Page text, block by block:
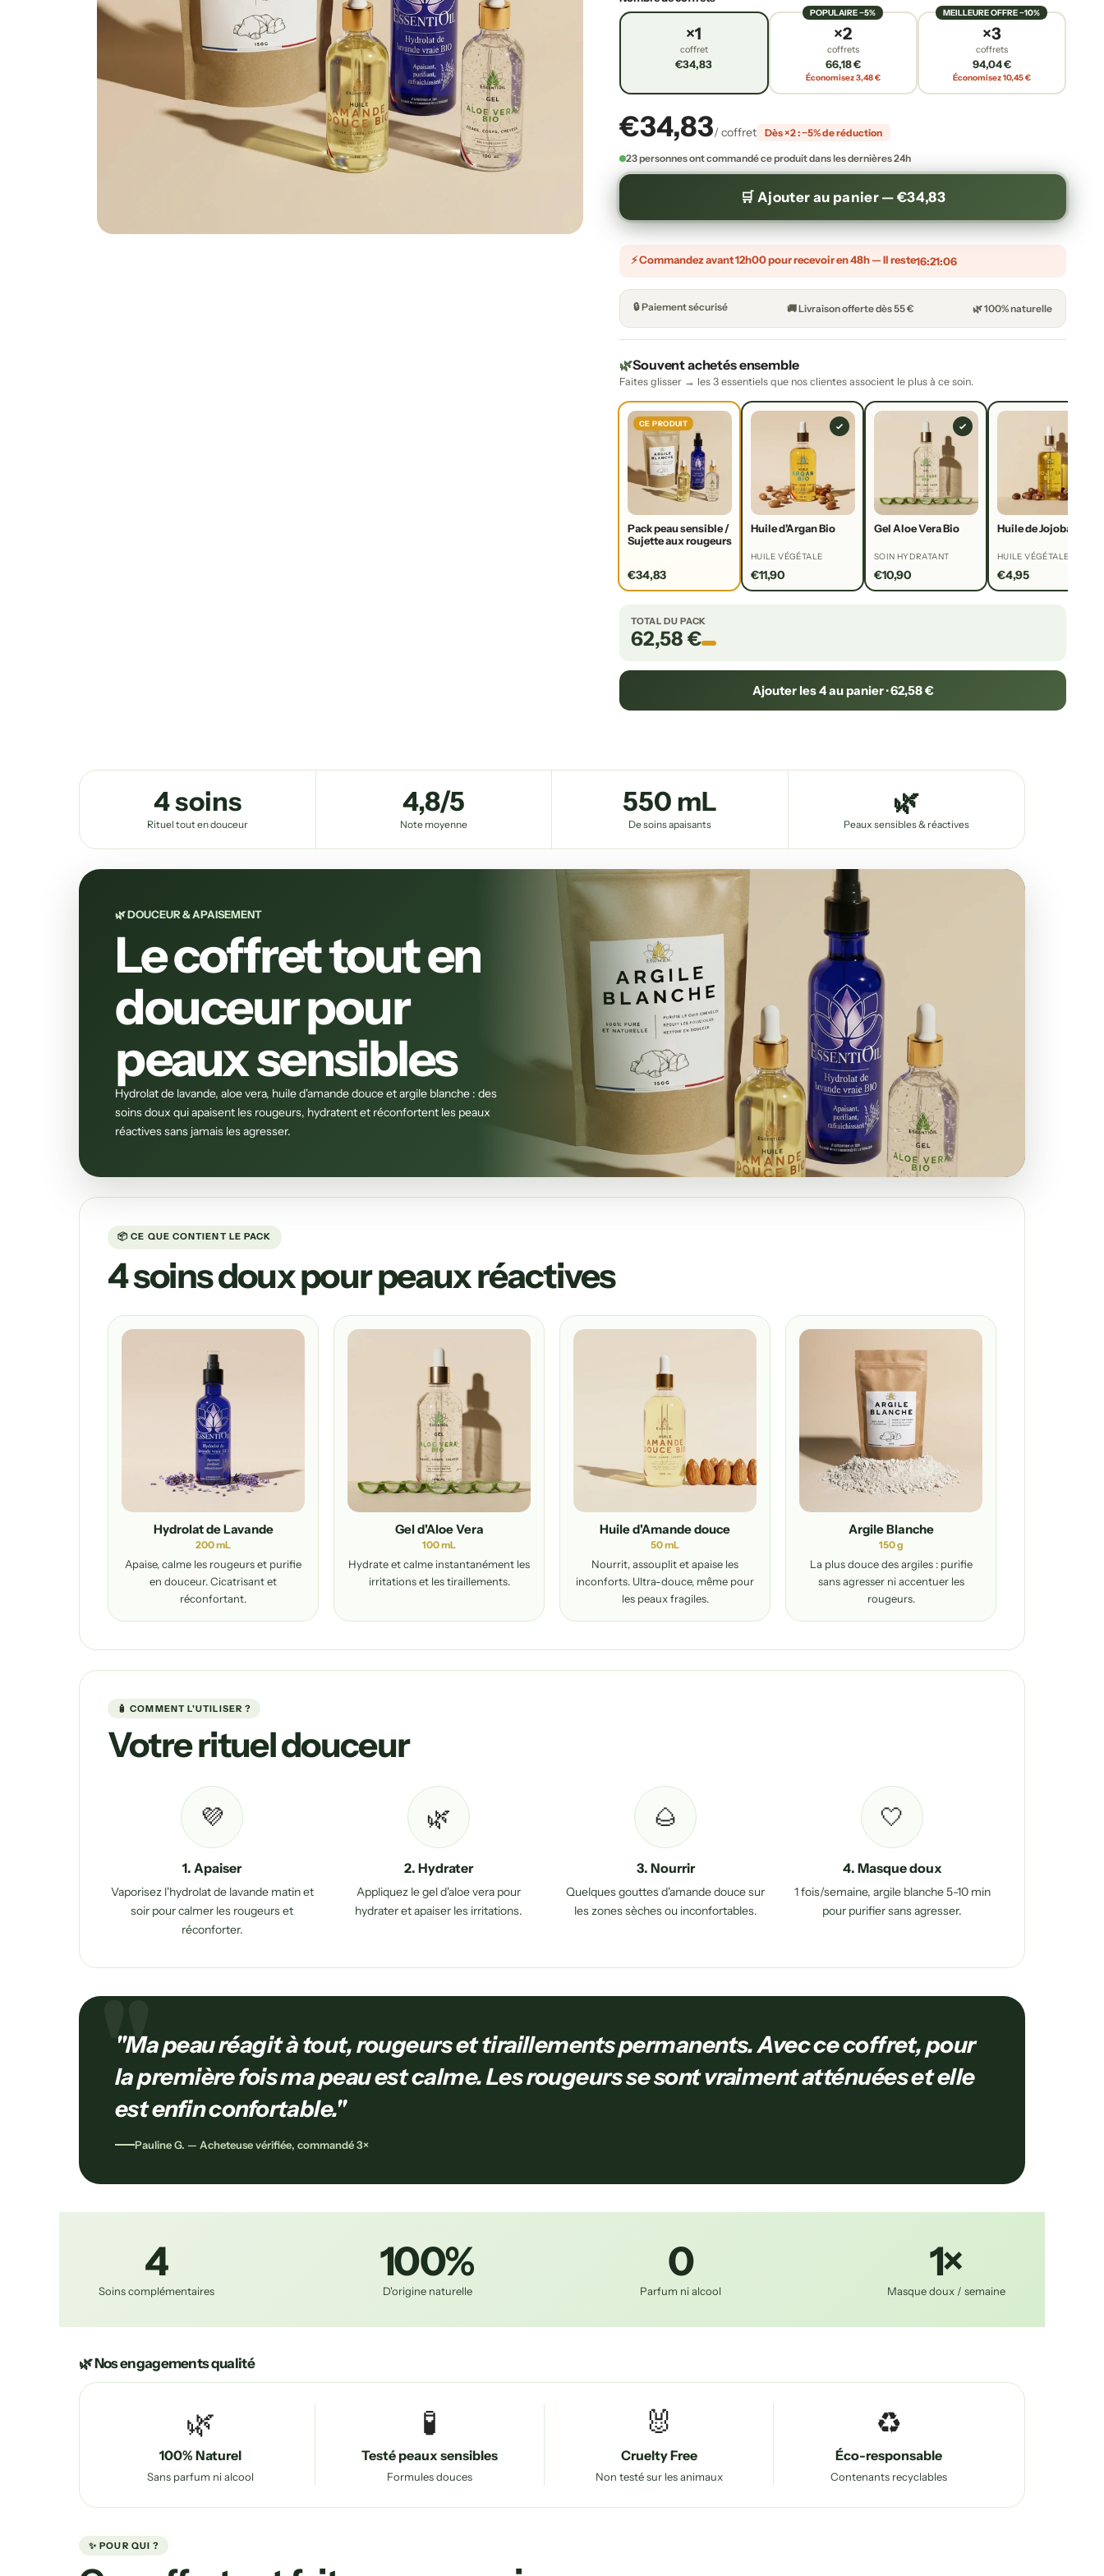
×1
coffret
€34,83
POPULAIRE −5%
×2
coffrets
66,18 €
Économisez 3,48 €
MEILLEURE OFFRE −10%
×3
coffrets
94,04 €
Économisez 10,45 €
€34,83/ coffret Dès ×2 : −5% de réduction
23 personnes ont commandé ce produit dans les dernières 24h
🛒 Ajouter au panier — €34,83
⚡ Commandez avant 12h00 pour recevoir en 48h — Il reste16:21:04
🔒 Paiement sécurisé 🚚 Livraison offerte dès 55 € 🌿 100% naturelle
🌿Souvent achetés ensemble
Faites glisser → les 3 essentiels que nos clientes associent le plus à ce soin.
CE PRODUIT
Pack peau sensible /
Sujette aux rougeurs
€34,83
Huile d'Argan Bio
HUILE VÉGÉTALE
€11,90
Gel Aloe Vera Bio
SOIN HYDRATANT
€10,90
Huile de Jojoba Bio
HUILE VÉGÉTALE
€4,95
TOTAL DU PACK
62,58 €
Ajouter les 4 au panier · 62,58 €
4 soins
Rituel tout en douceur
4,8/5
Note moyenne
550 mL
De soins apaisants
🌿
Peaux sensibles & réactives
🌿 DOUCEUR & APAISEMENT
Le coffret tout en
douceur pour
peaux sensibles
Hydrolat de lavande, aloe vera, huile d'amande douce et argile blanche : des
soins doux qui apaisent les rougeurs, hydratent et réconfortent les peaux
réactives sans jamais les agresser.
📦 CE QUE CONTIENT LE PACK
4 soins doux pour peaux réactives
Hydrolat de Lavande
200 mL
Apaise, calme les rougeurs et purifie
en douceur. Cicatrisant et
réconfortant.
Gel d'Aloe Vera
100 mL
Hydrate et calme instantanément les
irritations et les tiraillements.
Huile d'Amande douce
50 mL
Nourrit, assouplit et apaise les
inconforts. Ultra-douce, même pour
les peaux fragiles.
Argile Blanche
150 g
La plus douce des argiles : purifie
sans agresser ni accentuer les
rougeurs.
🧴 COMMENT L'UTILISER ?
Votre rituel douceur
💜
1. Apaiser
Vaporisez l'hydrolat de lavande matin et
soir pour calmer les rougeurs et
réconforter.
🌿
2. Hydrater
Appliquez le gel d'aloe vera pour
hydrater et apaiser les irritations.
🌰
3. Nourrir
Quelques gouttes d'amande douce sur
les zones sèches ou inconfortables.
🤍
4. Masque doux
1 fois/semaine, argile blanche 5-10 min
pour purifier sans agresser.
"Ma peau réagit à tout, rougeurs et tiraillements permanents. Avec ce coffret, pour
la première fois ma peau est calme. Les rougeurs se sont vraiment atténuées et elle
est enfin confortable."
Pauline G. — Acheteuse vérifiée, commandé 3×
4
Soins complémentaires
100%
D'origine naturelle
0
Parfum ni alcool
1×
Masque doux / semaine
🌿 Nos engagements qualité
🌿
100% Naturel
Sans parfum ni alcool
🧪
Testé peaux sensibles
Formules douces
🐰
Cruelty Free
Non testé sur les animaux
♻️
Éco-responsable
Contenants recyclables
✨ POUR QUI ?